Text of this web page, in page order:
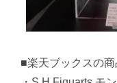
■楽天ブックスの